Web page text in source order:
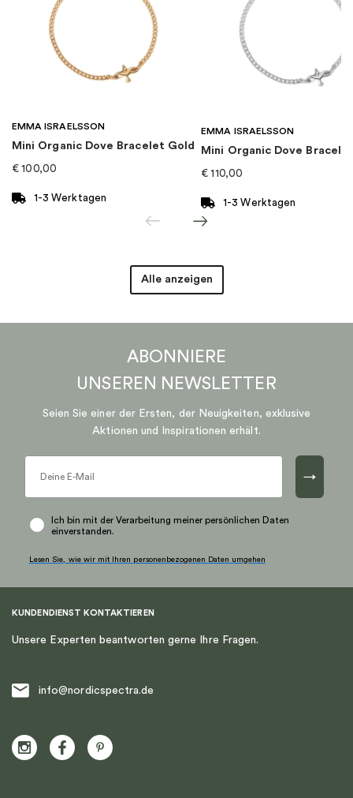
Für wen
EAN: 5700302997316
Kategorie: Charms
Marke PANDORA
EMMA ISRAELSSON
Mini Organic Dove Bracelet Gold
€ 100,00
1-3 Werktagen
EMMA ISRAELSSON
Mini Organic Dove
€ 110,00
1-3 Werktagen
Alle anzeigen
ABONNIERE
UNSEREN NEWSLETTER
Seien Sie einer der Ersten, der Neuigkeiten, exklusive
Aktionen und Inspirationen erhält.
→
Ich bin mit der Verarbeitung meiner persönlichen Daten
einverstanden.
Lesen Sie, wie wir mit Ihren personenbezogenen Daten umgehen
KUNDENDIENST KONTAKTIEREN
Unsere Experten beantworten gerne Ihre Fragen.
info@nordicspectra.de